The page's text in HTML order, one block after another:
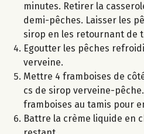
minutes. Retirer la
demi-pêches. Laisser les
sirop en les retournant de
Egoutter les pêches
verveine.
Mettre 4 framboises de
cs de sirop verveine-
framboises au tamis pour
Battre la crème liquide en